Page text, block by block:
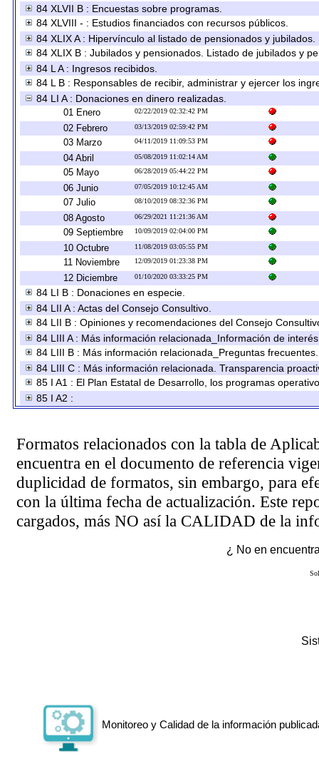
84 XLVII B : Encuestas sobre programas.
84 XLVIII - : Estudios financiados con recursos públicos.
84 XLIX A : Hipervínculo al listado de pensionados y jubilados.
84 XLIX B : Jubilados y pensionados. Listado de jubilados y
84 L A : Ingresos recibidos.
84 L B : Responsables de recibir, administrar y ejercer los
84 LI A : Donaciones en dinero realizadas.
01 Enero 02/22/2019 02:32:42 PM
02 Febrero 03/13/2019 02:59:42 PM
03 Marzo 04/11/2019 11:09:53 PM
04 Abril 05/08/2019 11:02:14 AM
05 Mayo 06/28/2019 05:44:22 PM
06 Junio 07/05/2019 10:12:45 AM
07 Julio 08/10/2019 08:32:36 PM
08 Agosto 06/29/2021 11:21:36 AM
09 Septiembre 10/09/2019 02:04:00 PM
10 Octubre 11/08/2019 03:05:55 PM
11 Noviembre 12/09/2019 01:23:38 PM
12 Diciembre 01/10/2020 03:33:25 PM
84 LI B : Donaciones en especie.
84 LII A : Actas del Consejo Consultivo.
84 LII B : Opiniones y recomendaciones del Consejo
84 LIII A : Más información relacionada_Información de
84 LIII B : Más información relacionada_Preguntas frecuentes.
84 LIII C : Más información relacionada. Transparencia
85 I A1 : El Plan Estatal de Desarrollo, los programas
85 I A2 :
Formatos relacionados con la tabla de
encuentra en el documento de referencia
duplicidad de formatos, sin embargo, para
con la última fecha de actualización. Este
cargados, más NO así la CALIDAD de la
¿ No en
Monitoreo y Calidad de la información